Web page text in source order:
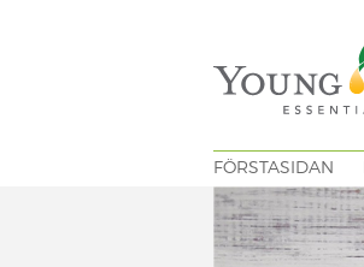
FÖRSTASIDAN